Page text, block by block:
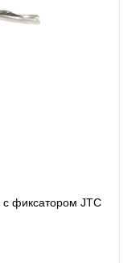
фиксатором JTC